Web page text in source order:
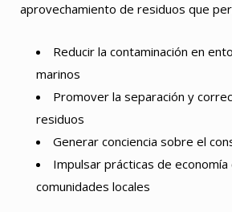
aprovechamiento de residuos que
Reducir la contaminación en
marinos
Promover la separación y
residuos
Generar conciencia sobre el
Impulsar prácticas de economía
comunidades locales